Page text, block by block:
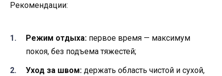
Рекомендации:
Режим отдыха: первое время — максимум
покоя, без подъема тяжестей;
Уход за швом: держать область чистой и сухой,